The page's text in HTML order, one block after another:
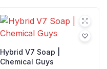
Hybrid V7 Soap |
Chemical Guys